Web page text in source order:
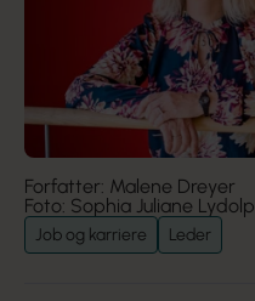
Forfatter: Malene Dreyer
Foto: Sophia Juliane Lydolp
Job og karriere Leder